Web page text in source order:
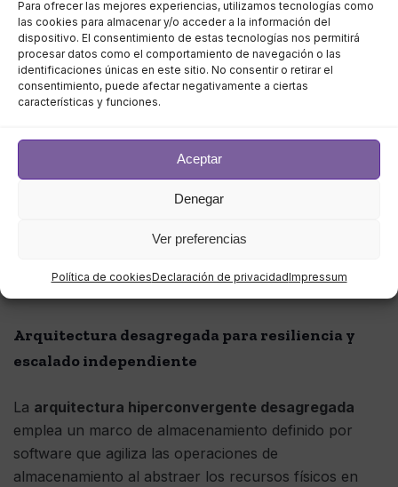
Para ofrecer las mejores experiencias, utilizamos tecnologías como
las cookies para almacenar y/o acceder a la información del
dispositivo. El consentimiento de estas tecnologías nos permitirá
procesar datos como el comportamiento de navegación o las
identificaciones únicas en este sitio. No consentir o retirar el
consentimiento, puede afectar negativamente a ciertas
características y funciones.
Aceptar
Denegar
Ver preferencias
Política de cookiesDeclaración de privacidadImpressum
La HCI moderna supera los compromisos anteriores
y elimina las compensaciones al ofrecer unamayor
disponibilidad, inteligencia impulsada por IA, mejor
rendimiento, escala flexible y costos más bajos.
Potente y eficiente, la nueva tecnología está
Los beneficios incluyen unasimplificación radical a
de la aplicación, estrategias avanzadas de trabajo
Arquitectura desagregada para resiliencia y
escalado independiente
La arquitectura hiperconvergente desagregada
emplea un marco de almacenamiento definido por
software que agiliza las operaciones de
almacenamiento al abstraer los recursos físicos en